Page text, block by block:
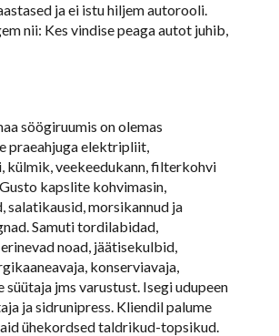
ja ei istu hiljem autorooli.
nii: Kes vindise peaga autot juhib,
söögiruumis on olemas
praeahjuga elektripliit,
külmik, veekeedukann, filterkohvi
kapslite kohvimasin,
salatikausid, morsikannud ja
Samuti tordilabidad,
noad, jäätisekulbid,
konserviavaja,
jms varustust. Isegi udupeen
ja sidrunipress. Kliendil palume
ühekordsed taldrikud-topsikud.